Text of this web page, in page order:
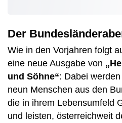
Der
Wie in den Vorjahren folgt
eine neue Ausgabe von
und Söhne“: Dabei
neun Menschen aus den
die in ihrem Lebensumfeld
und leisten, österreichweit